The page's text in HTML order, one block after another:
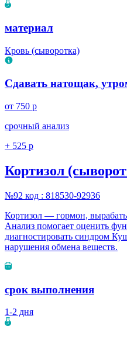
материал
Кровь (сыворотка)
Сдавать натощак,
от 750 р
срочный анализ
+ 525 р
Кортизол
№92 код : 818530-92936
Кортизол — гормон,
Анализ помогает оценить
диагностировать синдром
нарушения обмена веществ.
срок выполнения
1-2 дня